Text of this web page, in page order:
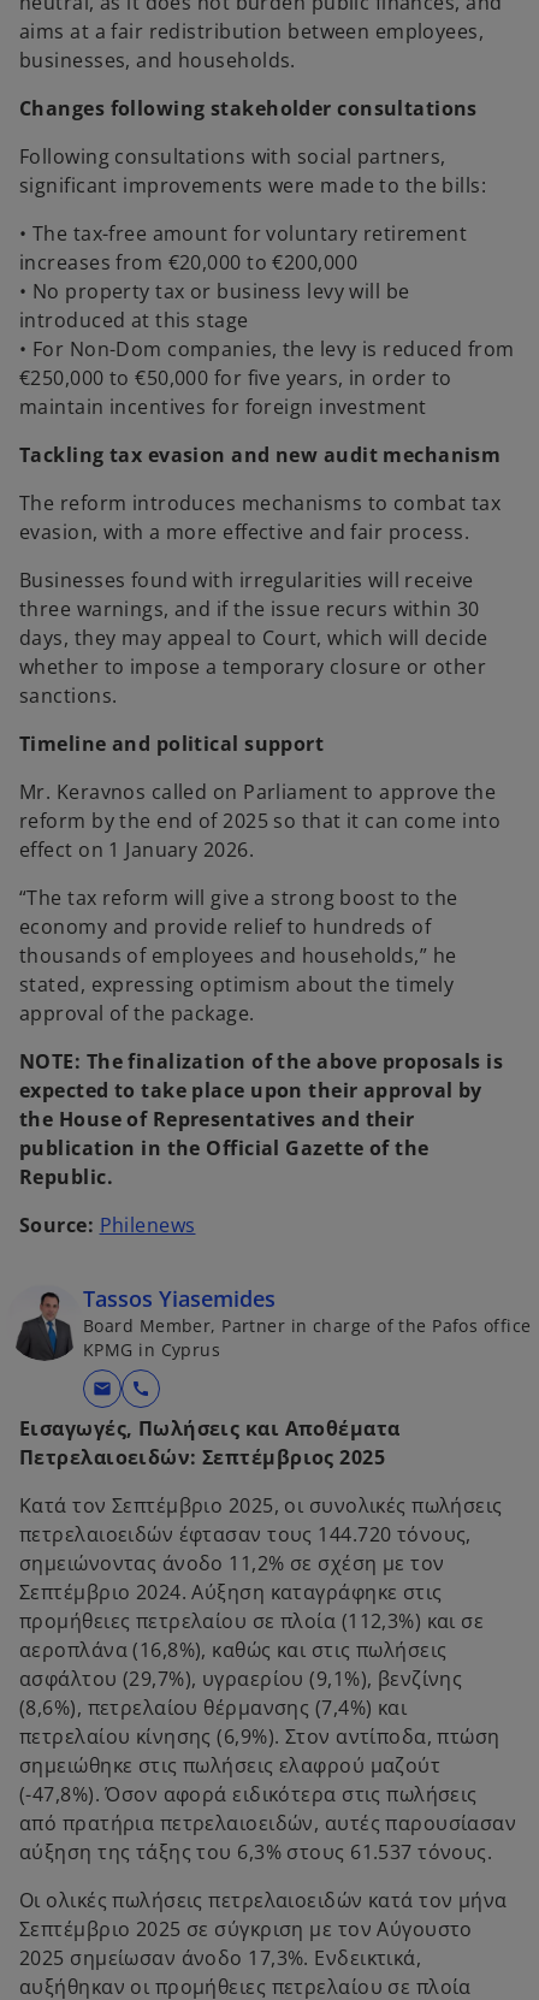
aims at a fair redistribution between employees,
businesses, and households.
Changes following stakeholder consultations
Following consultations with social partners,
significant improvements were made to the bills:
• The tax-free amount for voluntary retirement
increases from €20,000 to €200,000
• No property tax or business levy will be
introduced at this stage
• For Non-Dom companies, the levy is reduced from
€250,000 to €50,000 for five years, in order to
maintain incentives for foreign investment
Tackling tax evasion and new audit mechanism
The reform introduces mechanisms to combat tax
evasion, with a more effective and fair process.
Businesses found with irregularities will receive
three warnings, and if the issue recurs within 30
days, they may appeal to Court, which will decide
whether to impose a temporary closure or other
sanctions.
Timeline and political support
Mr. Keravnos called on Parliament to approve the
reform by the end of 2025 so that it can come into
effect on 1 January 2026.
“The tax reform will give a strong boost to the
economy and provide relief to hundreds of
thousands of employees and households,” he
stated, expressing optimism about the timely
approval of the package.
NOTE: The finalization of the above proposals is
expected to take place upon their approval by
the House of Representatives and their
publication in the Official Gazette of the
Republic.
Source: Philenews
n
s
a
n
w
t
a
b
Tassos Yiasemides
Board Member, Partner in charge of the Pafos office
KPMG in Cyprus
mail call
Εισαγωγές, Πωλήσεις και Αποθέματα
Πετρελαιοειδών: Σεπτέμβριος 2025
Κατά τον Σεπτέμβριο 2025, οι συνολικές πωλήσεις
πετρελαιοειδών έφτασαν τους 144.720 τόνους,
σημειώνοντας άνοδο 11,2% σε σχέση με τον
Σεπτέμβριο 2024. Αύξηση καταγράφηκε στις
προμήθειες πετρελαίου σε πλοία (112,3%) και σε
αεροπλάνα (16,8%), καθώς και στις πωλήσεις
ασφάλτου (29,7%), υγραερίου (9,1%), βενζίνης
(8,6%), πετρελαίου θέρμανσης (7,4%) και
πετρελαίου κίνησης (6,9%). Στον αντίποδα, πτώση
σημειώθηκε στις πωλήσεις ελαφρού μαζούτ
(-47,8%). Όσον αφορά ειδικότερα στις πωλήσεις
από πρατήρια πετρελαιοειδών, αυτές παρουσίασαν
αύξηση της τάξης του 6,3% στους 61.537 τόνους.
Οι ολικές πωλήσεις πετρελαιοειδών κατά τον μήνα
Σεπτέμβριο 2025 σε σύγκριση με τον Αύγουστο
2025 σημείωσαν άνοδο 17,3%. Ενδεικτικά,
αυξήθηκαν οι προμήθειες πετρελαίου σε πλοία